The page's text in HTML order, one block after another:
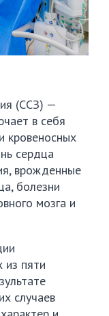
(ССЗ) —
в себя
кровеносных
сердца
врожденные
болезни
мозга и
из пяти
случаев